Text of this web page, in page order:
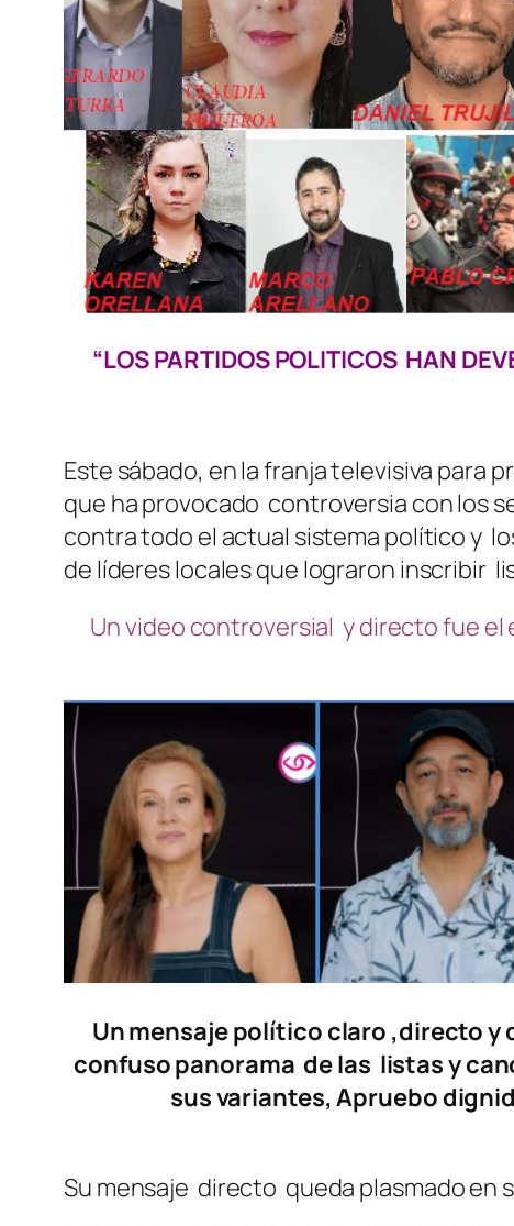
“LOS PARTIDOS POLITICOS HAN
Este sábado, en la franja televisiva para
que ha provocado controversia con los
contra todo el actual sistema político y
de líderes locales que lograron inscribir
Un video controversial y directo fue
Un mensaje político claro ,directo
confuso panorama de las listas y
sus variantes, Apruebo
Su mensaje directo queda plasmado en